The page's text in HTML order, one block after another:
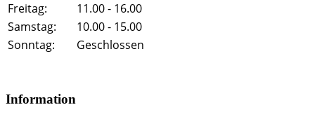
Freitag:
11.00 - 16.00
Samstag:
10.00 - 15.00
Sonntag:
Geschlossen
Information